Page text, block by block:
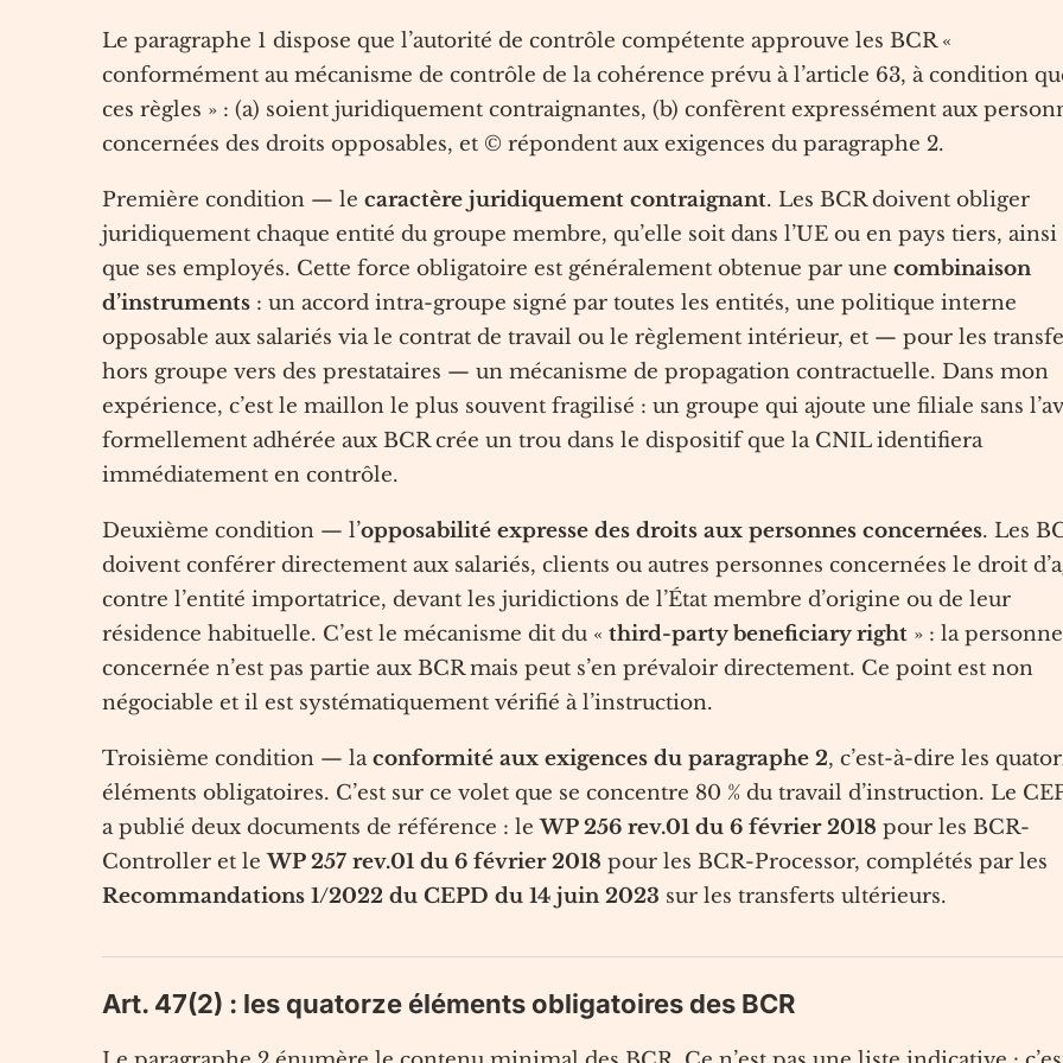
Le paragraphe 1 dispose que l’autorité de contrôle compétente approuve les BCR «
conformément au mécanisme de contrôle de la cohérence prévu à l’article 63, à condition
ces règles » : (a) soient juridiquement contraignantes, (b) confèrent expressément aux
concernées des droits opposables, et © répondent aux exigences du paragraphe 2.
Première condition — le caractère juridiquement contraignant. Les BCR doivent obliger
juridiquement chaque entité du groupe membre, qu’elle soit dans l’UE ou en pays tiers, ainsi
que ses employés. Cette force obligatoire est généralement obtenue par une combinaison
d’instruments : un accord intra-groupe signé par toutes les entités, une politique interne
opposable aux salariés via le contrat de travail ou le règlement intérieur, et — pour les
hors groupe vers des prestataires — un mécanisme de propagation contractuelle. Dans mon
expérience, c’est le maillon le plus souvent fragilisé : un groupe qui ajoute une filiale sans
formellement adhérée aux BCR crée un trou dans le dispositif que la CNIL identifiera
immédiatement en contrôle.
Deuxième condition — l’opposabilité expresse des droits aux personnes concernées. Les
doivent conférer directement aux salariés, clients ou autres personnes concernées le droit
contre l’entité importatrice, devant les juridictions de l’État membre d’origine ou de leur
résidence habituelle. C’est le mécanisme dit du « third-party beneficiary right » : la personne
concernée n’est pas partie aux BCR mais peut s’en prévaloir directement. Ce point est non
négociable et il est systématiquement vérifié à l’instruction.
Troisième condition — laconformité aux exigences du paragraphe 2, c’est-à-dire les
éléments obligatoires. C’est sur ce volet que se concentre 80 % du travail d’instruction. Le
a publié deux documents de référence : leWP 256 rev.01 du 6 février 2018 pour les BCR-
Controller et leWP 257 rev.01 du 6 février 2018 pour les BCR-Processor, complétés par les
Recommandations 1/2022 du CEPD du 14 juin 2023 sur les transferts ultérieurs.
Art. 47(2) : les quatorze éléments obligatoires des BCR